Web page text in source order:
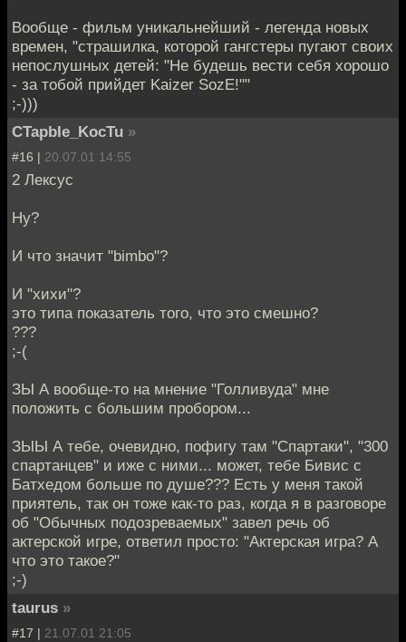
Вообще - фильм уникальнейший - легенда новых
времен, "страшилка, которой гангстеры пугают своих
непослушных детей: "Не будешь вести себя хорошо
- за тобой прийдет Kaizer SozE!""
;-)))
CTapbIe_KocTu »
#16 | 20.07.01 14:55
2 Лексус
Ну?
И что значит "bimbo"?
И "хихи"?
это типа показатель того, что это смешно?
???
;-(
ЗЫ А вообще-то на мнение "Голливуда" мне
положить с большим пробором...
ЗЫЫ А тебе, очевидно, пофигу там "Спартаки", "300
спартанцев" и иже с ними... может, тебе Бивис с
Батхедом больше по душе??? Есть у меня такой
приятель, так он тоже как-то раз, когда я в разговоре
об "Обычных подозреваемых" завел речь об
актерской игре, ответил просто: "Актерская игра? А
что это такое?"
;-)
taurus »
#17 | 21.07.01 21:05